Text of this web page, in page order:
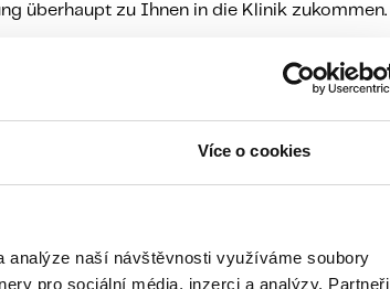
Více o cookies
naší návštěvnosti využíváme soubory
pro sociální média, inzerci a analýzy. Partneři
überhaupt zu Ihnen in die Klinik zukommen.